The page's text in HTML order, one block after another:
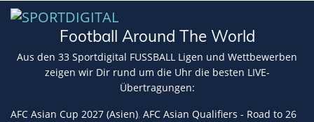
Football Around The World
Aus den 33 Sportdigital FUSSBALL Ligen und Wettbewerben
zeigen wir Dir rund um die Uhr die besten LIVE-
Übertragungen:
AFC Asian Cup 2027 (Asien), AFC Asian Qualifiers - Road to 26